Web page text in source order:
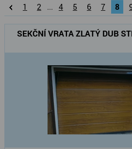
1 2 ... 4 5 6 7 8
SEKČNÍ VRATA ZLATÝ DUB